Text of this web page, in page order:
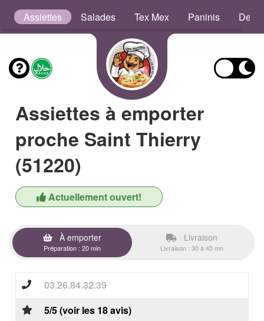
Assiettes Salades Tex Mex Paninis
Assiettes à emporter
proche Saint Thierry
(51220)
Actuellement ouvert!
À emporter
Préparation : 20 min
Livraison
Livraison : 30 à 45 mn
03.26.84.32.39
5/5 (voir les 18 avis)